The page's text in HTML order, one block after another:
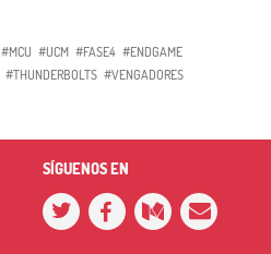
#MCU #UCM #FASE4 #ENDGAME
#THUNDERBOLTS #VENGADORES
SÍGUENOS EN